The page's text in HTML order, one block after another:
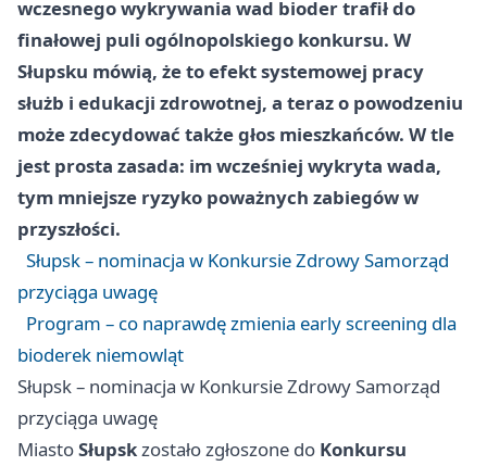
wczesnego wykrywania wad bioder trafił do
finałowej puli ogólnopolskiego konkursu. W
Słupsku mówią, że to efekt systemowej pracy
służb i edukacji zdrowotnej, a teraz o powodzeniu
może zdecydować także głos mieszkańców. W tle
jest prosta zasada: im wcześniej wykryta wada,
tym mniejsze ryzyko poważnych zabiegów w
przyszłości.
Słupsk – nominacja w Konkursie Zdrowy Samorząd
przyciąga uwagę
Program – co naprawdę zmienia early screening dla
bioderek niemowląt
Słupsk – nominacja w Konkursie Zdrowy Samorząd
przyciąga uwagę
MiastoSłupskzostało zgłoszone do Konkursu